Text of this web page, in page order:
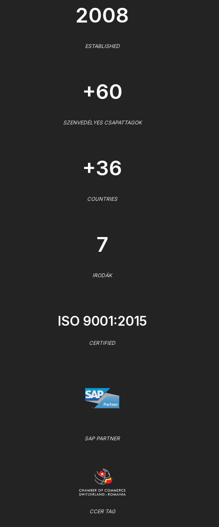
2008
ESTABLISHED
+60
SZENVEDÉLYES CSAPATTAGOK
+36
COUNTRIES
7
IRODÁK
ISO 9001:2015
CERTIFIED
SAP PARTNER
CCER TAG